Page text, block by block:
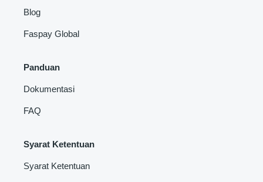
Blog
Faspay Global
Panduan
Dokumentasi
FAQ
Syarat Ketentuan
Syarat Ketentuan